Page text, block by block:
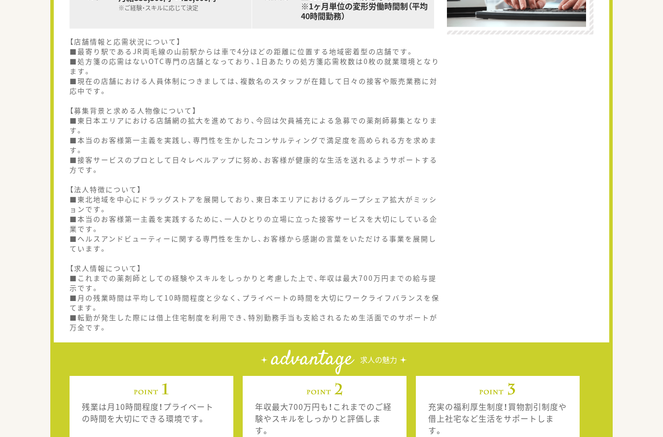
※ご経験・スキルに応じて決定
※1ヶ月単位の変形労働時間制（平均
40時間勤務）
【店舗情報と応需状況について】
■最寄り駅であるJR両毛線の山前駅からは車で4分ほどの距離に位置する地域密着型の店舗です。
■処方箋の応需はないOTC専門の店舗となっており、1日あたりの処方箋応需枚数は0枚の就業環境となり
ます。
■現在の店舗における人員体制につきましては、複数名のスタッフが在籍して日々の接客や販売業務に対
応中です。
【募集背景と求める人物像について】
■東日本エリアにおける店舗網の拡大を進めており、今回は欠員補充による急募での薬剤師募集となりま
す。
■本当のお客様第一主義を実践し、専門性を生かしたコンサルティングで満足度を高められる方を求めま
す。
■接客サービスのプロとして日々レベルアップに努め、お客様が健康的な生活を送れるようサポートする
方です。
【法人特徴について】
■東北地域を中心にドラッグストアを展開しており、東日本エリアにおけるグループシェア拡大がミッシ
ョンです。
■本当のお客様第一主義を実践するために、一人ひとりの立場に立った接客サービスを大切にしている企
業です。
■ヘルスアンドビューティーに関する専門性を生かし、お客様から感謝の言葉をいただける事業を展開し
ています。
【求人情報について】
■これまでの薬剤師としての経験やスキルをしっかりと考慮した上で、年収は最大700万円までの給与提
示です。
■月の残業時間は平均して10時間程度と少なく、プライベートの時間を大切にワークライフバランスを保
てます。
■転勤が発生した際には借上住宅制度を利用でき、特別勤務手当も支給されるため生活面でのサポートが
万全です。
advantage 求人の魅力
残業は月10時間程度！プライベート
の時間を大切にできる環境です。
年収最大700万円も！これまでのご経
験やスキルをしっかりと評価しま
す。
充実の福利厚生制度！買物割引制度や
借上社宅など生活をサポートしま
す。